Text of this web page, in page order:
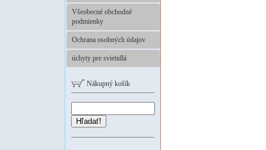
Všeobecné obchodné
podmienky
Ochrana osobných údajov
úchyty pre svietidlá
Nákupný košík
Hľadať!